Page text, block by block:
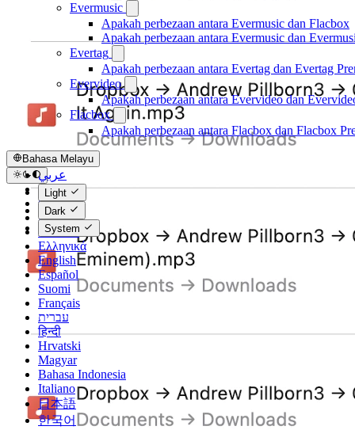
Evermusic
Apakah perbezaan antara Evermusic dan Flacbox
Apakah perbezaan antara Evermusic dan
Evertag
Apakah perbezaan antara Evertag dan Evertag
Evervideo
Apakah perbezaan antara Evervideo dan
Flacbox
Apakah perbezaan antara Flacbox dan Flacbox
Bahasa Melayu
عربي
Català
Čeština
Dansk
Deutsch
Ελληνικά
English
Español
Suomi
Français
עברית
हिन्दी
Hrvatski
Magyar
Bahasa Indonesia
Italiano
日本語
한국어
Light
Dark
System